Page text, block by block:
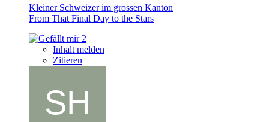
Kleiner Schweizer im grossen Kanton
From That Final Day to the Stars
2
Inhalt melden
Zitieren